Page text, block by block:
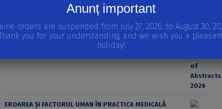
EROAREA ȘI FACTORUL UMAN ÎN PRACTICA MEDICALĂ
Anunț important
orders are suspended from July 27, 2026, to August 30,
you for your understanding, and we wish you a
holiday!